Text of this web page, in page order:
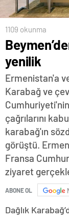
1109 okunma
yenilik
Ermenistan'a
Karabağ ve
çağrılarını
karabağ'ın
görüştü.
Fransa
ziyaret
ABONE OL
Dağlık